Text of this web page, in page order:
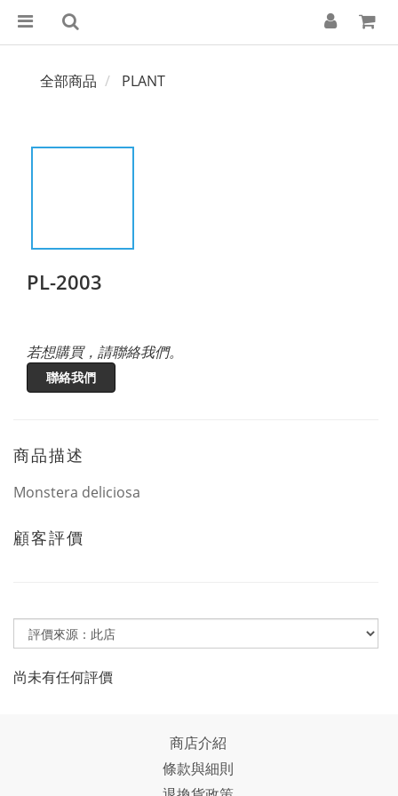
全部商品 PLANT
PL-2003
若想購買，請聯絡我們。
聯絡我們
商品描述
Monstera deliciosa
顧客評價
尚未有任何評價
商店介紹
條款與細則